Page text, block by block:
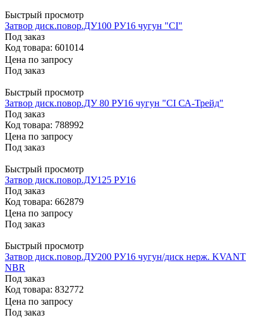
Быстрый просмотр
Затвор диск.повор.ДУ100 РУ16 чугун "CI"
Под заказ
Код товара: 601014
Цена по запросу
Под заказ
Быстрый просмотр
Затвор диск.повор.ДУ 80 РУ16 чугун "CI СА-Трейд"
Под заказ
Код товара: 788992
Цена по запросу
Под заказ
Быстрый просмотр
Затвор диск.повор.ДУ125 РУ16
Под заказ
Код товара: 662879
Цена по запросу
Под заказ
Быстрый просмотр
Затвор диск.повор.ДУ200 РУ16 чугун/диск нерж. KVANT
NBR
Под заказ
Код товара: 832772
Цена по запросу
Под заказ